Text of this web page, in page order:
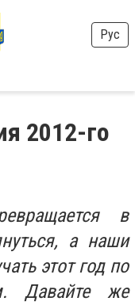
Рус
2012-го
в
а наши
этот год по
Давайте же